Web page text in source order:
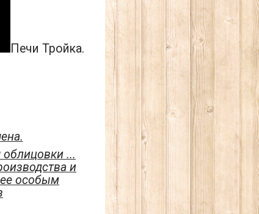
Печи Тройка.
...
и
ее особым